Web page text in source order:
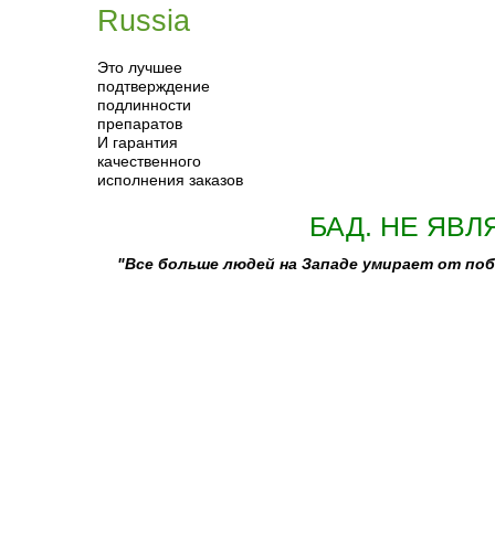
Russia
Это лучшее
подтверждение
подлинности
препаратов
И гарантия
качественного
исполнения заказов
БАД. НЕ
"Все больше людей на Западе умирает от